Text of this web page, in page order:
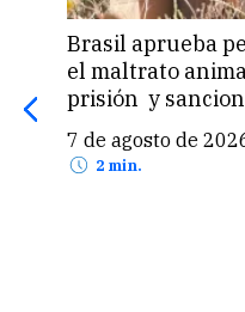
Brasil aprueba
el maltrato
prisión y
7 de agosto de
2 min.